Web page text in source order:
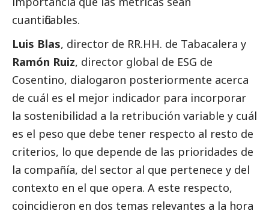
cuantificables.
Luis Blas, director de RR.HH. de Tabacalera y
Ramón Ruiz, director global de ESG de
Cosentino, dialogaron posteriormente acerca
de cuál es el mejor indicador para incorporar
la sostenibilidad a la retribución variable y cuál
es el peso que debe tener respecto al resto de
criterios, lo que depende de las prioridades de
la compañía, del sector al que pertenece y del
contexto en el que opera. A este respecto,
coincidieron en dos temas relevantes a la hora